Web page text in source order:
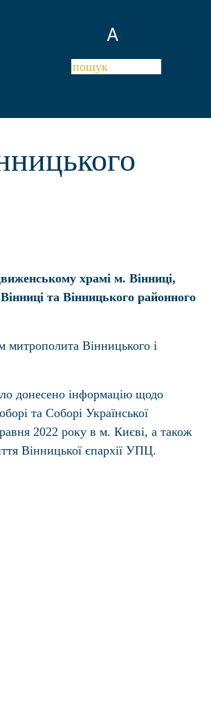
A
храмі м. Вінниці,
та Вінницького районного
митрополита Вінницького і
донесено інформацію щодо
та Соборі Української
2022 року в м. Києві, а також
Вінницької єпархії УПЦ.